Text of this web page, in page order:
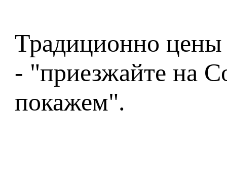
Традиционно цены
- "приезжайте на
покажем".